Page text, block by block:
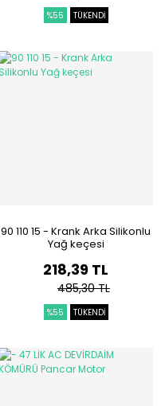
%55 TÜKENDİ
90 110 15 - Krank Arka Silikonlu
Yağ keçesi
218,39 TL
485,30 TL
%55 TÜKENDİ